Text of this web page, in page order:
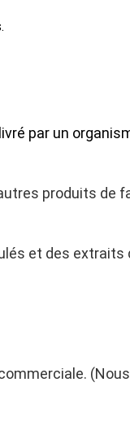
par un
produits de
et des